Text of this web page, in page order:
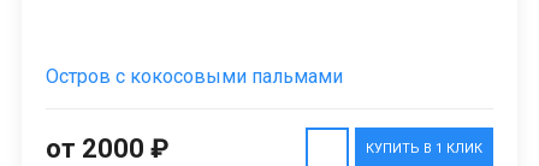
Остров с кокосовыми пальмами
КУПИТЬ В 1 КЛИК
от 2000 ₽